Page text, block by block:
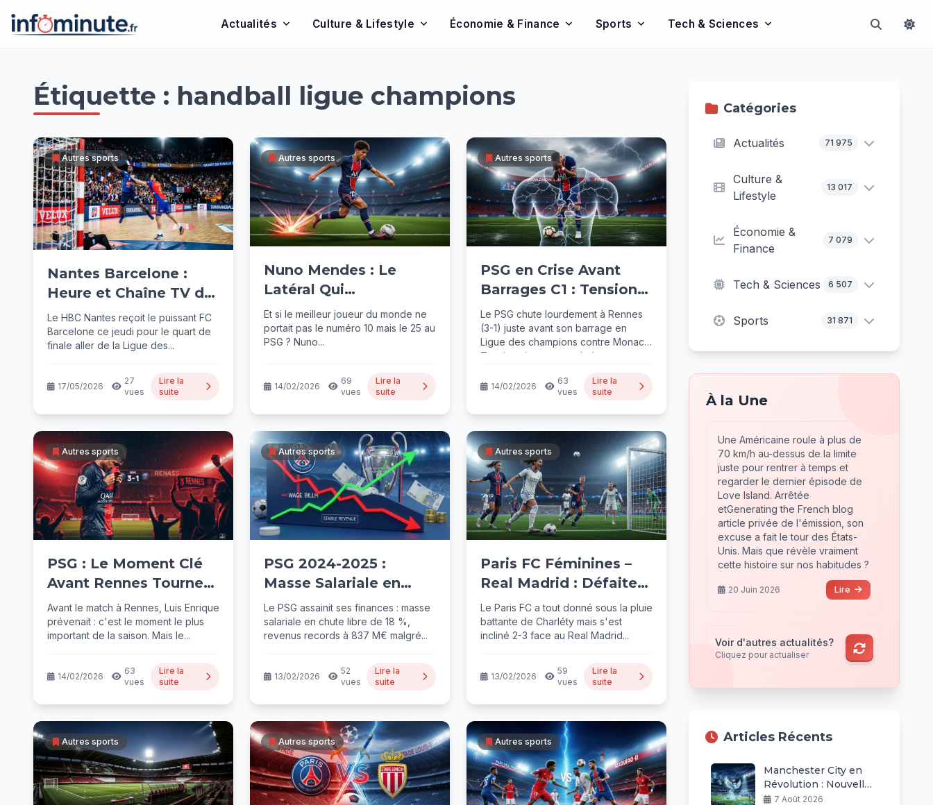
contenu
Actualités Culture & Lifestyle Économie & Finance Sports Tech & Sciences
Étiquette : handball ligue champions
Autres sports
Nantes Barcelone :
Heure et Chaîne TV du
Quart de Ligue des
Champions Handball
Le HBC Nantes reçoit le puissant FC
Barcelone ce jeudi pour le quart de
finale aller de la Ligue des...
17/05/2026
27
vues
Lire la
suite
Autres sports
Nuno Mendes : Le
Latéral Qui
Révolutionne le
Football Mondial
Et si le meilleur joueur du monde ne
portait pas le numéro 10 mais le 25 au
PSG ? Nuno...
14/02/2026
69
vues
Lire la
suite
Autres sports
PSG en Crise Avant
Barrages C1 : Tension
et Failles
Le PSG chute lourdement à Rennes
(3-1) juste avant son barrage en
Ligue des champions contre Monaco.
Tensions internes, maladresses...
14/02/2026
63
vues
Lire la
suite
Autres sports
PSG : Le Moment Clé
Avant Rennes Tourne
Mal
Avant le match à Rennes, Luis Enrique
prévenait : c'est le moment le plus
important de la saison. Mais le...
14/02/2026
63
vues
Lire la
suite
Autres sports
PSG 2024-2025 :
Masse Salariale en
Baisse, Revenus
Records
Le PSG assainit ses finances : masse
salariale en chute libre de 18 %,
revenus records à 837 M€ malgré...
13/02/2026
52
vues
Lire la
suite
Autres sports
Paris FC Féminines –
Real Madrid : Défaite
2-3, Tout Reste
Possible ?
Le Paris FC a tout donné sous la pluie
battante de Charléty mais s'est
incliné 2-3 face au Real Madrid...
13/02/2026
59
vues
Lire la
suite
Autres sports Autres sports Autres sports
Catégories
Actualités 71 975
Culture &
Lifestyle
13 017
Économie &
Finance
7 079
Tech & Sciences 6 507
Sports 31 871
À la Une
Une Américaine roule à plus de
70 km/h au-dessus de la limite
juste pour rentrer à temps et
regarder le dernier épisode de
Love Island. Arrêtée
etGenerating the French blog
article privée de l'émission, son
excuse a fait le tour des États-
Unis. Mais que révèle vraiment
cette histoire sur nos habitudes ?
20 Juin 2026 Lire
Voir d'autres actualités?
Cliquez pour actualiser
Articles Récents
Manchester City en
Révolution : Nouvelle
Ère Après Guardiola
7 Août 2026